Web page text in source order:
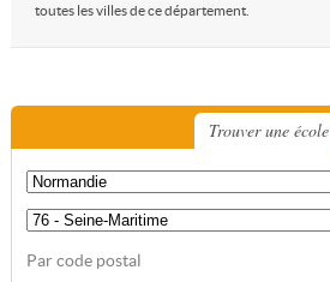
toutes les villes de ce département.
Trouver une école
Par code postal